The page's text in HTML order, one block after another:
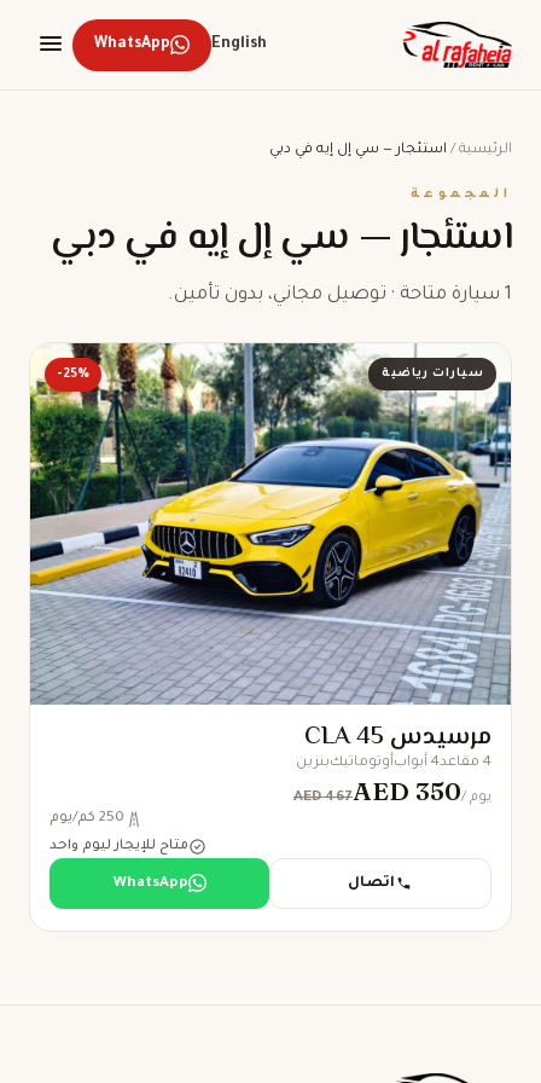
English
WhatsApp
الرئيسية / استئجار — سي إل إيه في دبي
المجموعة
استئجار — سي إل إيه في دبي
1 سيارة متاحة · توصيل مجاني، بدون تأمين.
سيارات رياضية -25%
مرسيدس CLA 45
4 مقاعد 4 أبواب أوتوماتيكبنزين
AED 467AED 350 / يوم
250 كم/يوم
متاح للإيجار ليوم واحد
اتصال WhatsApp